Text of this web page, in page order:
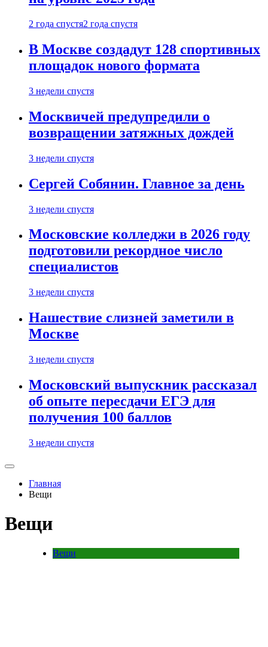
2 года спустя2 года спустя
В Москве создадут 128 спортивных
площадок нового формата
3 недели спустя
Москвичей предупредили о
возвращении затяжных дождей
3 недели спустя
Сергей Собянин. Главное за день
3 недели спустя
Московские колледжи в 2026 году
подготовили рекордное число
специалистов
3 недели спустя
Нашествие слизней заметили в
Москве
3 недели спустя
Московский выпускник рассказал
об опыте пересдачи ЕГЭ для
получения 100 баллов
3 недели спустя
Главная
Вещи
Вещи
Вещи